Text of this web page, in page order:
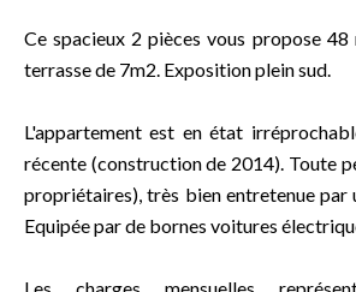
Ce spacieux 2 pièces vous propose
terrasse de 7m2. Exposition plein sud.
L'appartement est en état
récente (construction de 2014). Toute
propriétaires), très bien entretenue par
Equipée par de bornes voitures